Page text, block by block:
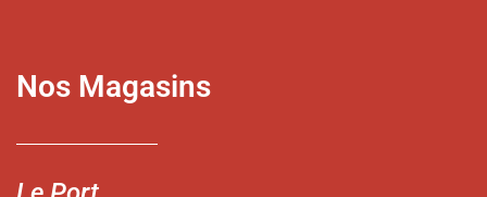
Nos Magasins